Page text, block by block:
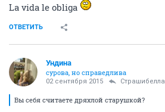
La vida le obliga
ОТВЕТИТЬ
Ундинa
сурова, но справедлива
02 сентября 2015 Страшибелла
Вы себя считаете дряхлой старушкой?